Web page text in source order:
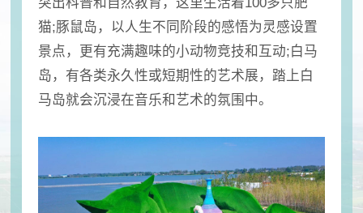
猫;豚鼠岛，以人生不同阶段的感悟为灵感设置
景点，更有充满趣味的小动物竞技和互动;白马
岛，有各类永久性或短期性的艺术展，踏上白
马岛就会沉浸在音乐和艺术的氛围中。